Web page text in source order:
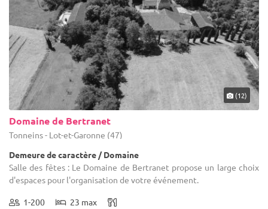
(12)
Domaine de Bertranet
Tonneins - Lot-et-Garonne (47)
Demeure de caractère / Domaine
Salle des fêtes : Le Domaine de Bertranet propose un large choix
d'espaces pour l'organisation de votre événement.
1-200 23 max